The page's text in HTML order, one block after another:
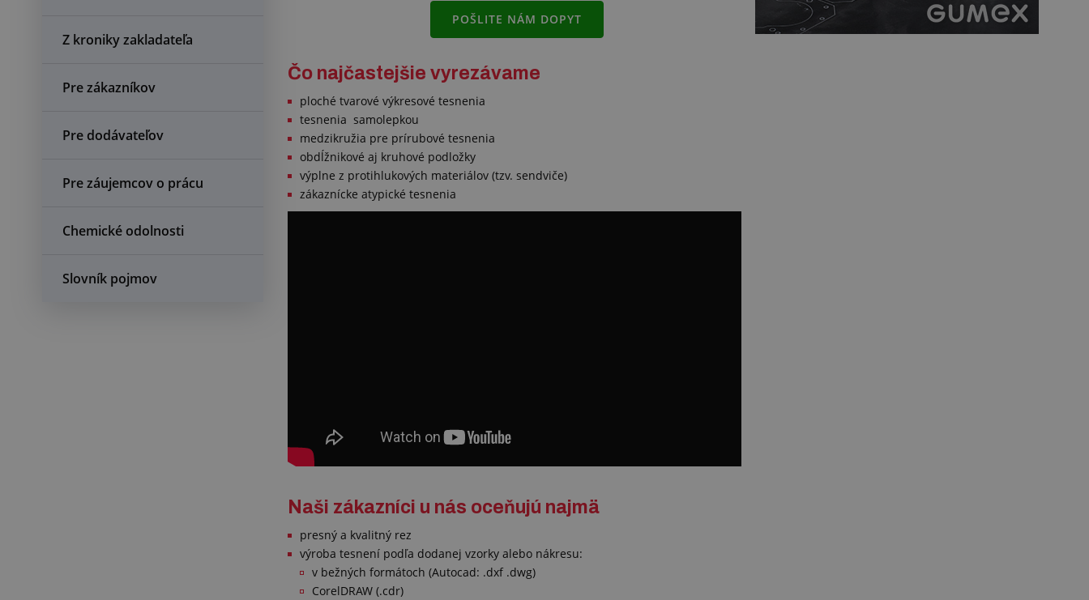
Z kroniky zakladateľa
Pre zákazníkov
Pre dodávateľov
Pre záujemcov o prácu
Chemické odolnosti
Slovník pojmov
POŠLITE NÁM DOPYT
Čo najčastejšie vyrezávame
ploché tvarové výkresové tesnenia
tesnenia samolepkou
medzikružia pre prírubové tesnenia
obdĺžnikové aj kruhové podložky
výplne z protihlukových materiálov (tzv. sendviče)
zákaznícke atypické tesnenia
Naši zákazníci u nás oceňujú najmä
presný a kvalitný rez
výroba tesnení podľa dodanej vzorky alebo nákresu:
v bežných formátoch (Autocad: .dxf .dwg)
CorelDRAW (.cdr)